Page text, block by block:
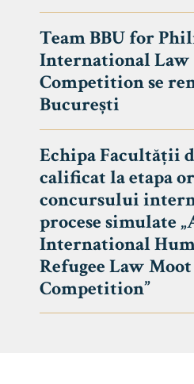
Team BBU for
International Law
Competition se
București
Echipa Facultății
calificat la etapa
concursului
procese simulate
International
Refugee Law
Competition”